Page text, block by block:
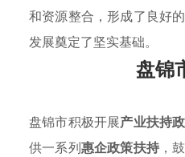
和资源整合，形成了良好
发展奠定了坚实基础。
盘锦
盘锦市积极开展产业扶持
供一系列惠企政策扶持 ，